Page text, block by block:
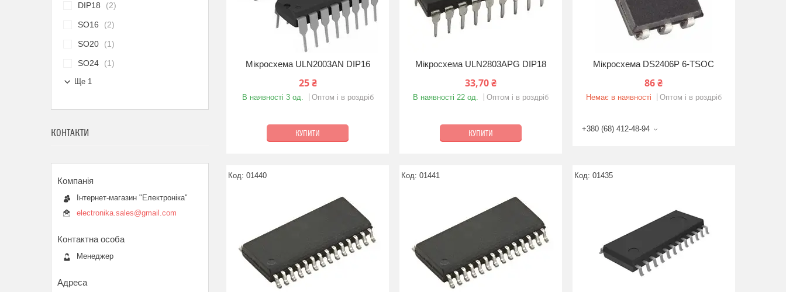
Мікросхема ULN2003AN DIP16
25 ₴
В наявності 3 од. Оптом і в роздріб
КУПИТИ
Мікросхема ULN2803APG DIP18
33,70 ₴
В наявності 22 од. Оптом і в роздріб
КУПИТИ
Мікросхема DS2406P 6-TSOC
86 ₴
Немає в наявності Оптом і в роздріб
+380 (68) 412-48-94
01440 01441 01435
DIP18 2
SO16 2
SO20 1
SO24 1
Ще 1
КОНТАКТИ
Інтернет-магазин "Електроніка"
electronika.sales@gmail.com
Менеджер